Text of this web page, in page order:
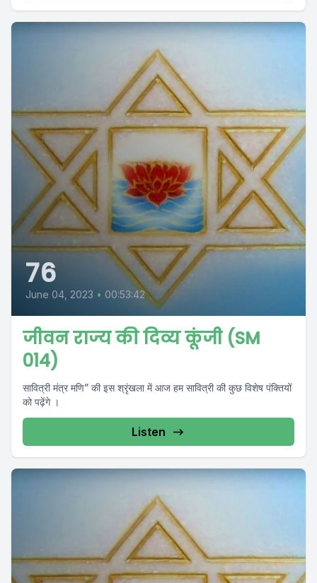
76
June 04, 2023 • 00:53:42
जीवन राज्य की दिव्य कूंजी (SM
014)
सावित्री मंत्र मणि” की इस श्रृंखला में आज हम सावित्री की कुछ विशेष पंक्तियों
को पढ़ेंगे ।
Listen